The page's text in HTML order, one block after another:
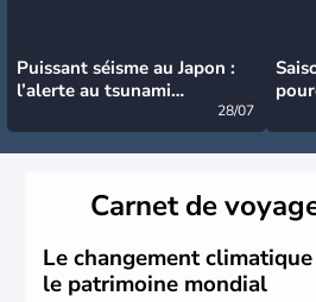
Puissant séisme au Japon :
l’alerte au tsunami
28/07
Carnet de
Le changement
le patrimoine mondial